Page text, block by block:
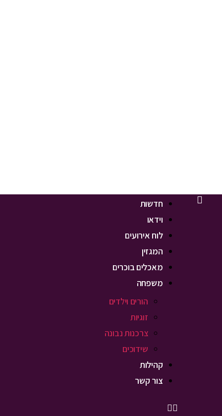
חדשות
וידאו
לוח אירועים
המגזין
מאכלים בוכרים
משפחה
הורים וילדים
זוגיות
צרכנות נבונה
שידוכים
קהילות
צור קשר